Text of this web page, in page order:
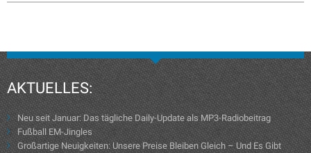
AKTUELLES:
Neu seit Januar: Das tägliche Daily-Update als MP3-Radiobeitrag
Fußball EM-Jingles
Großartige Neuigkeiten: Unsere Preise Bleiben Gleich – Und Es Gibt